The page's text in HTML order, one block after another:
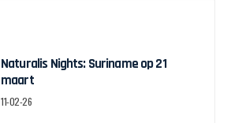
Naturalis Nights: Suriname op 21
maart
11-02-26